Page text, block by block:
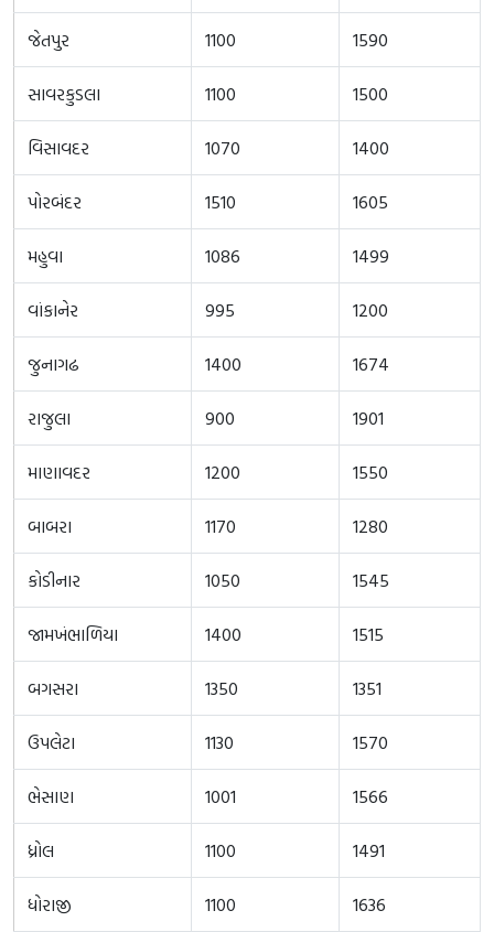
જેતપુર 1100 1590
સાવરકુડલા 1100 1500
વિસાવદર 1070 1400
પોરબંદર 1510 1605
મહુવા 1086 1499
વાંકાનેર 995 1200
જુનાગઢ 1400 1674
રાજુલા 900 1901
માણાવદર 1200 1550
બાબરા 1170 1280
કોડીનાર 1050 1545
જામખંભાળિયા 1400 1515
બગસરા 1350 1351
ઉપલેટા 1130 1570
ભેસાણ 1001 1566
ધ્રોલ 1100 1491
ધોરાજી 1100 1636